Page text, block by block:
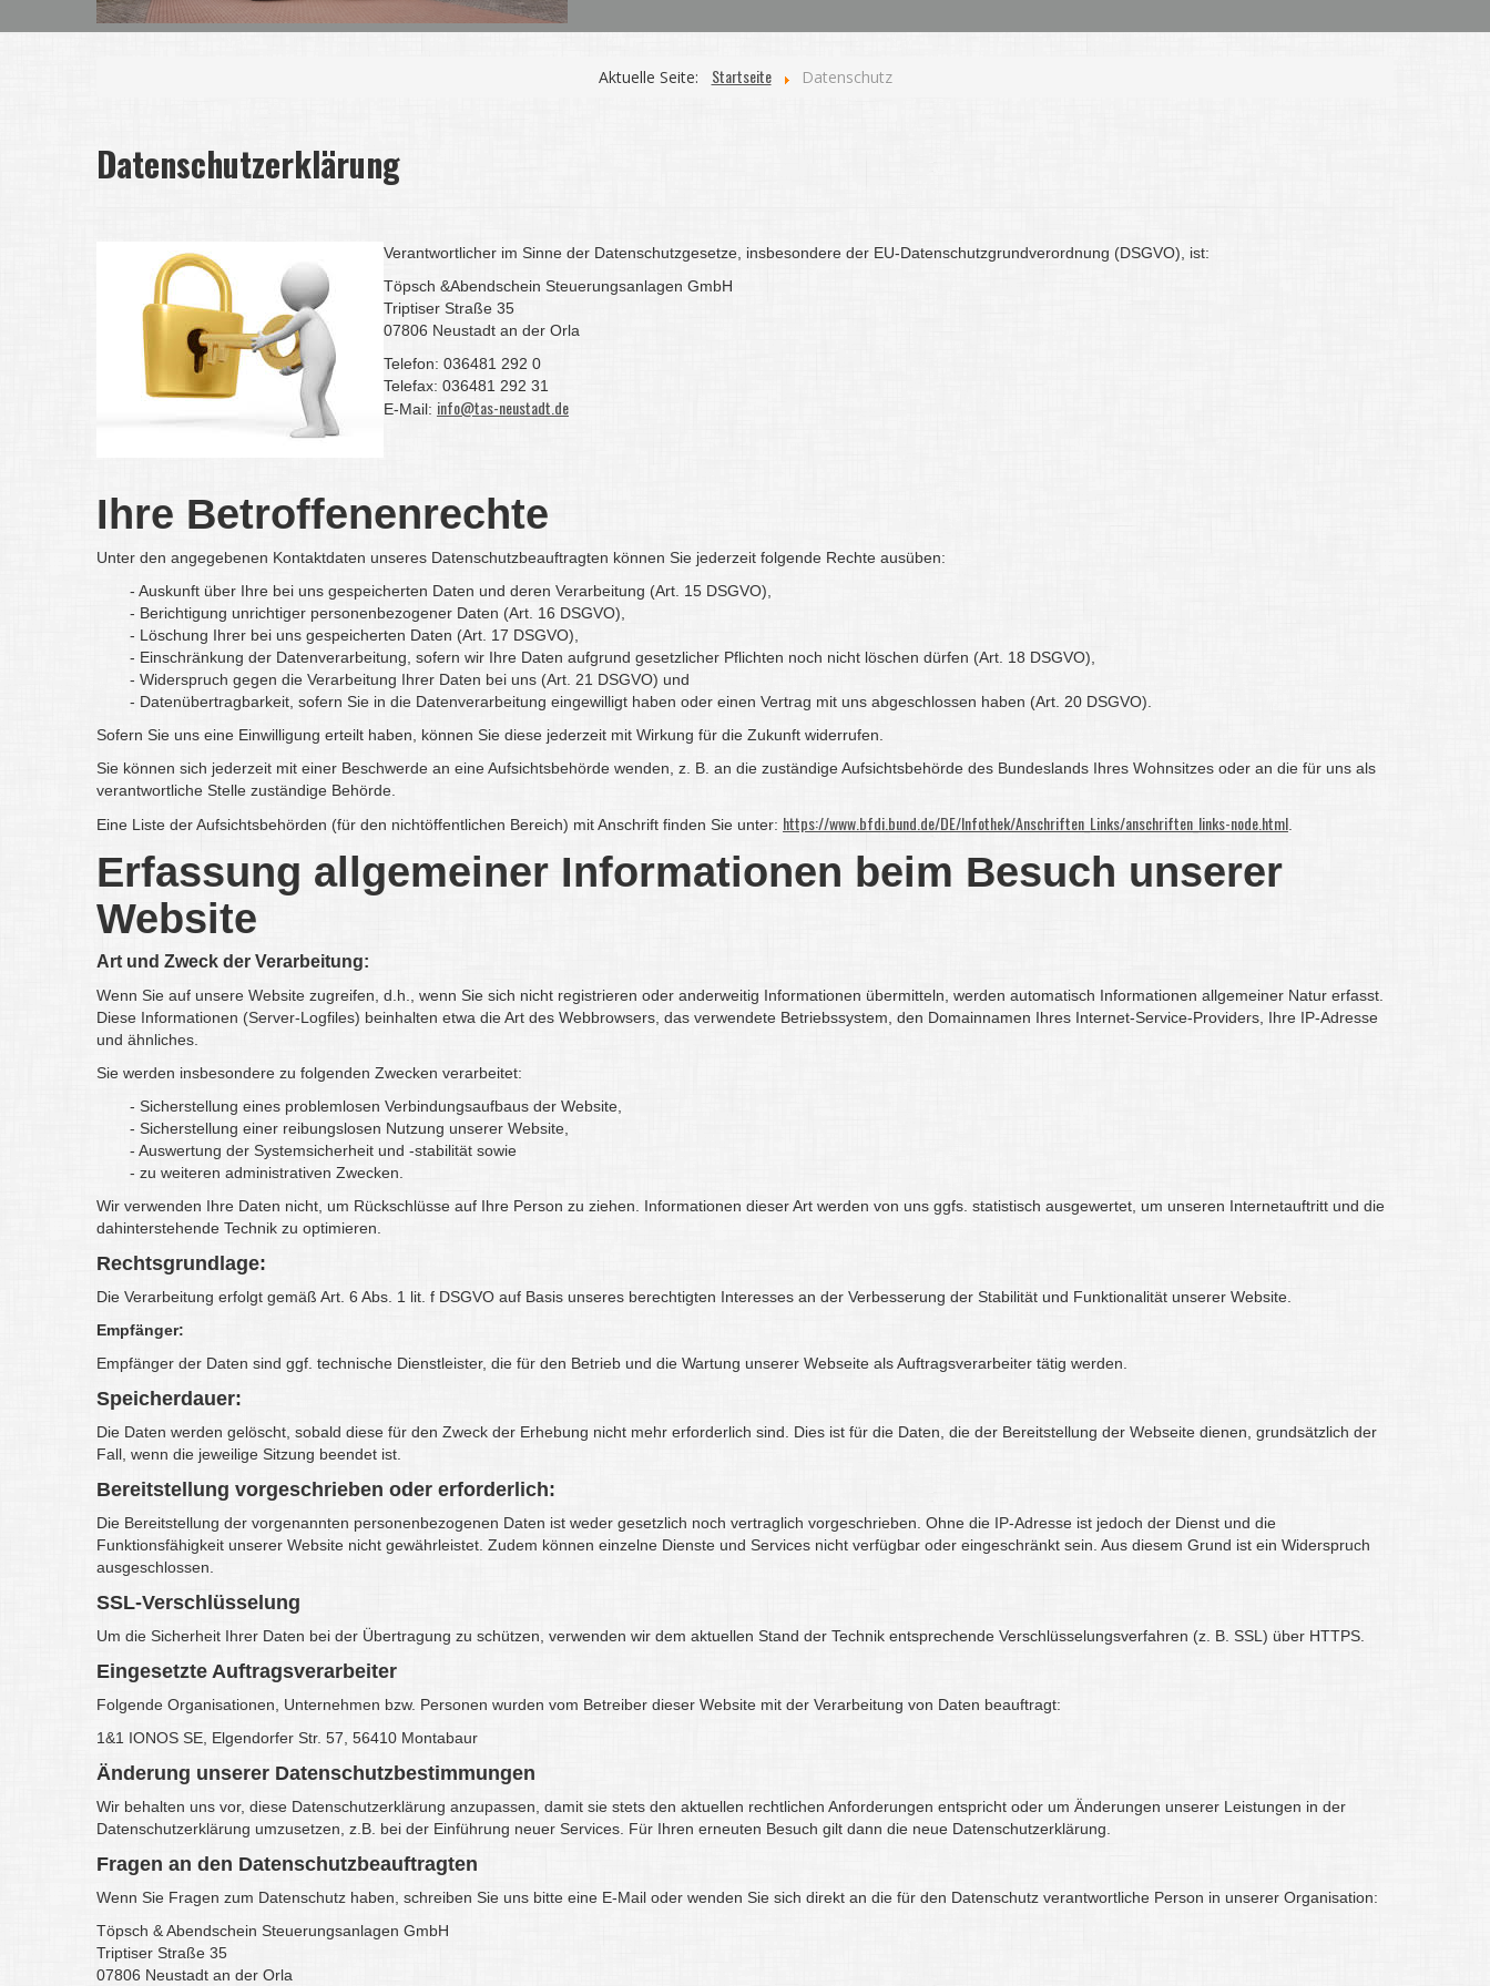
Aktuelle Seite: Startseite Datenschutz
Datenschutzerklärung
Verantwortlicher im Sinne der Datenschutzgesetze, insbesondere der EU-Datenschutzgrundverordnung (DSGVO), ist:
Töpsch &Abendschein Steuerungsanlagen GmbH
Triptiser Straße 35
07806 Neustadt an der Orla
Telefon: 036481 292 0
Telefax: 036481 292 31
E-Mail: info@tas-neustadt.de
Ihre Betroffenenrechte
Unter den angegebenen Kontaktdaten unseres Datenschutzbeauftragten können Sie jederzeit folgende Rechte ausüben:
- Auskunft über Ihre bei uns gespeicherten Daten und deren Verarbeitung (Art. 15 DSGVO),
- Berichtigung unrichtiger personenbezogener Daten (Art. 16 DSGVO),
- Löschung Ihrer bei uns gespeicherten Daten (Art. 17 DSGVO),
- Einschränkung der Datenverarbeitung, sofern wir Ihre Daten aufgrund gesetzlicher Pflichten noch nicht löschen dürfen (Art. 18 DSGVO),
- Widerspruch gegen die Verarbeitung Ihrer Daten bei uns (Art. 21 DSGVO) und
- Datenübertragbarkeit, sofern Sie in die Datenverarbeitung eingewilligt haben oder einen Vertrag mit uns abgeschlossen haben (Art. 20 DSGVO).
Sofern Sie uns eine Einwilligung erteilt haben, können Sie diese jederzeit mit Wirkung für die Zukunft widerrufen.
Sie können sich jederzeit mit einer Beschwerde an eine Aufsichtsbehörde wenden, z. B. an die zuständige Aufsichtsbehörde des Bundeslands Ihres Wohnsitzes oder an die für uns als
verantwortliche Stelle zuständige Behörde.
Eine Liste der Aufsichtsbehörden (für den nichtöffentlichen Bereich) mit Anschrift finden Sie unter: https://www.bfdi.bund.de/DE/Infothek/Anschriften_Links/anschriften_links-node.html
Erfassung allgemeiner Informationen beim Besuch unserer
Website
Art und Zweck der Verarbeitung:
Wenn Sie auf unsere Website zugreifen, d.h., wenn Sie sich nicht registrieren oder anderweitig Informationen übermitteln, werden automatisch Informationen allgemeiner Natur erfasst.
Diese Informationen (Server-Logfiles) beinhalten etwa die Art des Webbrowsers, das verwendete Betriebssystem, den Domainnamen Ihres Internet-Service-Providers, Ihre IP-Adresse
und ähnliches.
Sie werden insbesondere zu folgenden Zwecken verarbeitet:
- Sicherstellung eines problemlosen Verbindungsaufbaus der Website,
- Sicherstellung einer reibungslosen Nutzung unserer Website,
- Auswertung der Systemsicherheit und -stabilität sowie
- zu weiteren administrativen Zwecken.
Wir verwenden Ihre Daten nicht, um Rückschlüsse auf Ihre Person zu ziehen. Informationen dieser Art werden von uns ggfs. statistisch ausgewertet, um unseren Internetauftritt und die
dahinterstehende Technik zu optimieren.
Rechtsgrundlage:
Die Verarbeitung erfolgt gemäß Art. 6 Abs. 1 lit. f DSGVO auf Basis unseres berechtigten Interesses an der Verbesserung der Stabilität und Funktionalität unserer Website.
Empfänger:
Empfänger der Daten sind ggf. technische Dienstleister, die für den Betrieb und die Wartung unserer Webseite als Auftragsverarbeiter tätig werden.
Speicherdauer:
Die Daten werden gelöscht, sobald diese für den Zweck der Erhebung nicht mehr erforderlich sind. Dies ist für die Daten, die der Bereitstellung der Webseite dienen, grundsätzlich der
Fall, wenn die jeweilige Sitzung beendet ist.
Bereitstellung vorgeschrieben oder erforderlich:
Die Bereitstellung der vorgenannten personenbezogenen Daten ist weder gesetzlich noch vertraglich vorgeschrieben. Ohne die IP-Adresse ist jedoch der Dienst und die
Funktionsfähigkeit unserer Website nicht gewährleistet. Zudem können einzelne Dienste und Services nicht verfügbar oder eingeschränkt sein. Aus diesem Grund ist ein Widerspruch
ausgeschlossen.
SSL-Verschlüsselung
Um die Sicherheit Ihrer Daten bei der Übertragung zu schützen, verwenden wir dem aktuellen Stand der Technik entsprechende Verschlüsselungsverfahren (z. B. SSL) über HTTPS.
Eingesetzte Auftragsverarbeiter
Folgende Organisationen, Unternehmen bzw. Personen wurden vom Betreiber dieser Website mit der Verarbeitung von Daten beauftragt:
1&1 IONOS SE, Elgendorfer Str. 57, 56410 Montabaur
Änderung unserer Datenschutzbestimmungen
Wir behalten uns vor, diese Datenschutzerklärung anzupassen, damit sie stets den aktuellen rechtlichen Anforderungen entspricht oder um Änderungen unserer Leistungen in der
Datenschutzerklärung umzusetzen, z.B. bei der Einführung neuer Services. Für Ihren erneuten Besuch gilt dann die neue Datenschutzerklärung.
Fragen an den Datenschutzbeauftragten
Wenn Sie Fragen zum Datenschutz haben, schreiben Sie uns bitte eine E-Mail oder wenden Sie sich direkt an die für den Datenschutz verantwortliche Person in unserer Organisation:
Töpsch & Abendschein Steuerungsanlagen GmbH
Triptiser Straße 35
07806 Neustadt an der Orla